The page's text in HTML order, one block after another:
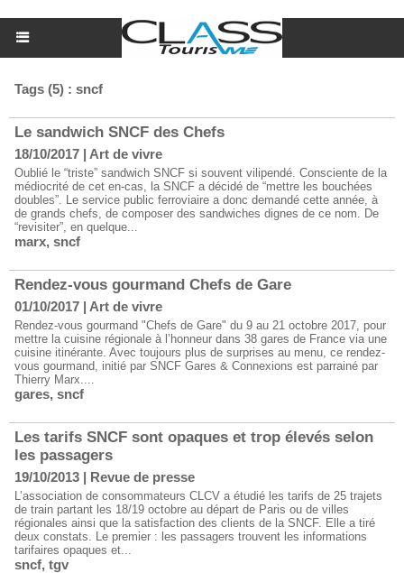
Tags (5) : sncf
Le sandwich SNCF des Chefs
18/10/2017 | Art de vivre
Oublié le “triste” sandwich SNCF si souvent vilipendé. Consciente de la
médiocrité de cet en-cas, la SNCF a décidé de “mettre les bouchées
doubles”. Le service public ferroviaire a donc demandé cette année, à
de grands chefs, de composer des sandwiches dignes de ce nom. De
“revisiter”, en quelque...
marx, sncf
Rendez-vous gourmand Chefs de Gare
01/10/2017 | Art de vivre
Rendez-vous gourmand "Chefs de Gare" du 9 au 21 octobre 2017, pour
mettre la cuisine régionale à l’honneur dans 38 gares de France via une
cuisine itinérante. Avec toujours plus de surprises au menu, ce rendez-
vous gourmand, initié par SNCF Gares & Connexions est parrainé par
Thierry Marx....
gares, sncf
Les tarifs SNCF sont opaques et trop élevés selon
les passagers
19/10/2013 | Revue de presse
L’association de consommateurs CLCV a étudié les tarifs de 25 trajets
de train partant les 18/19 octobre au départ de Paris ou de villes
régionales ainsi que la satisfaction des clients de la SNCF. Elle a tiré
deux constats. Le premier : les passagers trouvent les informations
tarifaires opaques et...
sncf, tgv